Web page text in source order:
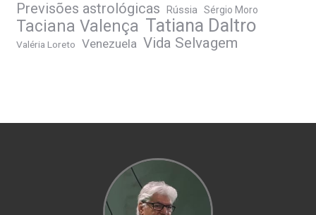
Previsões astrológicas Rússia Sérgio Moro
Taciana Valença Tatiana Daltro
Valéria Loreto Venezuela Vida Selvagem